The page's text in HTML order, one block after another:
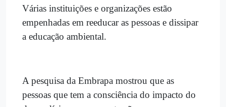
Várias instituições e organizações estão
empenhadas em reeducar as pessoas e dissipar
a educação ambiental.
A pesquisa da Embrapa mostrou que as
pessoas que tem a consciência do impacto do